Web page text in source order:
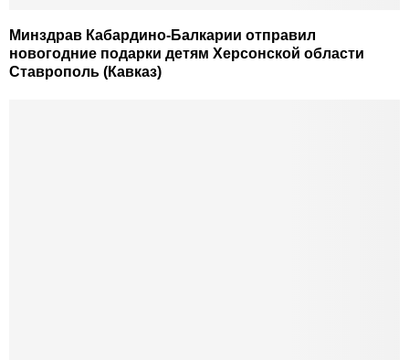
Минздрав Кабардино-Балкарии отправил
новогодние подарки детям Херсонской области
Ставрополь (Кавказ)